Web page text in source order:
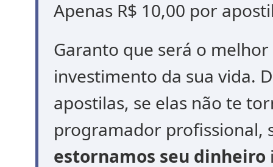
Apenas R$ 10,00 por
Garanto que será o
investimento da sua vida.
apostilas, se elas não te
programador profissional,
estornamos seu dinheiro